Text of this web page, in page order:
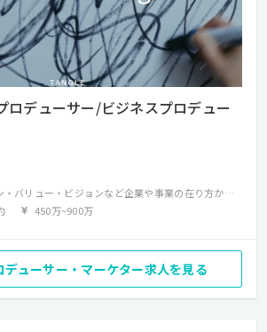
ロデューサー/ビジネスプロデュー
タングルは、ミッション・バリュー・ビジョンなど企業や事業の在り方からコンセプトやパーパスの開発、CI/VI/BIの設計、UI/UXの定義・開発、ブランド戦略・マーケティング戦略の立案、広告/コミュニケーションプランニング、クリエイティブ全般の企画と実制作、マス媒体＋デジタル媒体のメディアプランニングと広告運用、サービスのオペレーションまで幅広く手掛けています。 クリエイティブにおいてもグラフィックや映像からxRなどデジタルの先進的な手法まで、顧客の最適な課題解決のために制限なく対応。 そんな同社ではただいまプロデューサー人材を募集中です。 このポジションでは顧客折衝やコミュニケーション戦略の立案、実施に向けたプロジェクトマネジメント、プロデューシング、および案件開拓を担っていただく想定で、ファッション、ビューティー(美容)、スポーツ(サッカー)、飲料(お酒)などジャンルを限定せずさまざまな案件を手掛けていただきます。 ブランディングや広告、キービジュアル開発からWebサイト、グラフィック広告やプロモーションツール、サイネージや動画まで、あなたの経験を活かし、伸ばしながら価値向上に貢献していただくことを期待します。
450万~900万
デューサー・マーケター求人を見る